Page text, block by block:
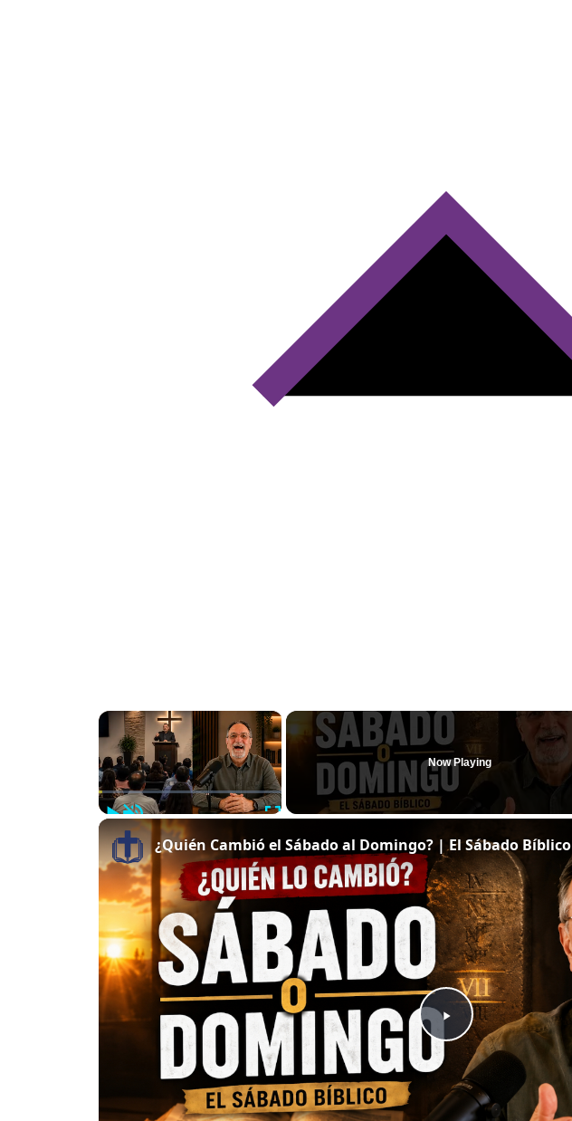
×
PlayUnmute Fullscreen
Now Playing
P
¿Quién Cambió el Sábado al Domingo? | El Sábado Bíblico